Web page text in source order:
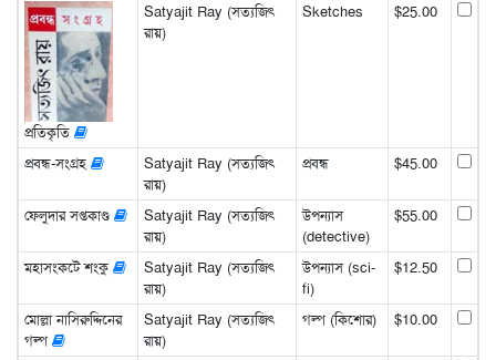
প্রতিকৃতি
Satyajit Ray (সত্যজিৎ
রায়)
Sketches $25.00
প্রবন্ধ-সংগ্রহ
Satyajit Ray (সত্যজিৎ
রায়)
প্রবন্ধ $45.00
ফেলুদার সপ্তকাণ্ড
Satyajit Ray (সত্যজিৎ
রায়)
উপন্যাস
(detective)
$55.00
মহাসংকটে শংকু
Satyajit Ray (সত্যজিৎ
রায়)
উপন্যাস (sci-
fi)
$12.50
মোল্লা নাসিরুদ্দিনের
গল্প
Satyajit Ray (সত্যজিৎ
রায়)
গল্প (কিশোর) $10.00